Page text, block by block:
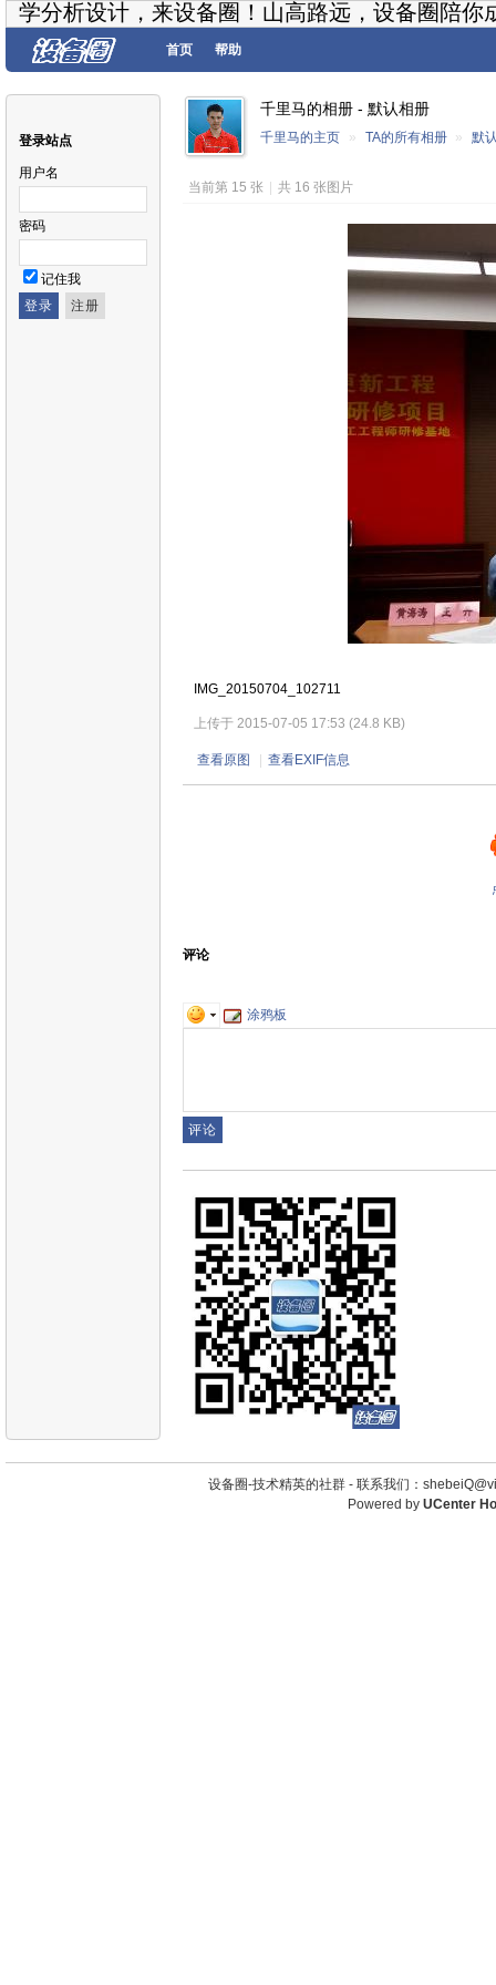
学分析设计，来设备圈！山高路远，设备圈陪你
首页 帮助
登录站点
用户名
密码
记住我
千里马的相册 - 默认相册
千里马的主页 » TA的所有相册 » 默
当前第 15 张 共 16 张图片
IMG_20150704_102711
上传于 2015-07-05 17:53 (24.8 KB)
查看原图 查看EXIF信息
评论
涂鸦板
设备圈-技术精英的社群 - 联系我们：
Powered by UCenter